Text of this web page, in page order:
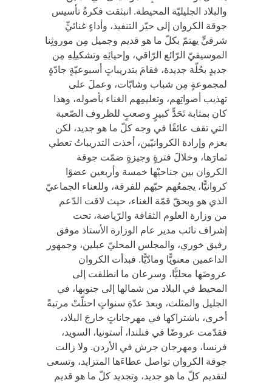
والبلاد الجليليّة المحيطة. انبثقت فكرةُ تأسيس
جوقة الكروان إلى حيّز التنفيذ، وأداءٍ غنائيٍّ
شرقيٍّ يهتمّ بكلّ ما هو قديم وجميل مِن موروثِنا
الموسيقيّ الرّائع الرّاقي، وإحيائِهِ وتشكيلِهِ مِن
جديدٍ بحُلّة جديدة، فقامَ بتدريباتٍ أسبوعيّةٍ جادّةٍ
لمجموعةٍ مِن شباب وشابّات، وعملَ على
تهذيب أصواتِهم، وتعليمِهم الغناء بأصوله، وهذا
كان بمثابة تَحَدٍّ كبيرٍ وصعبٍ للظروف الصّعبة
التي تقف عائقًا في وجه كلّ ما هو جديد، لكن
بعزم وإرادة الكروانيّين، أخذت التدريباتُ تعطي
ثمارَها، وخلالَ فترةٍ وجيزةٍ ضمّت جوقة
الكروان بين جناحيْها خمسة وأربعين عضوًا
كروانيًّا، يجمعُهم حبّهم للفرقة، وللغناء الجماعيّ
الذي هو وبحقّ قمّة الغناء، حيث لاقت الدّعم
من وزارة العلوم الثقافة والرّياضة، تحت
إشراف نائب مدير عام الوزارة الأستاذ موفق
رفيق خوري، والمجلس المحليّ عبلين، وجمهور
الداعمين معنويًّا ومادّيًّا. فبدأت الكروان
عروضَها محليًّا، وسرعان ما انطلقت إلى
المحيط في البلاد من شمالها إلى جنوبها، في
الجليل والمثلث، وبعدَ عدّةِ سنواتٍ احتلّتْ مرتبةً
أخرى، باشتراكها في مهرجاناتٍ خارجَ البلاد،
فقدّمت عروضًا في فنلندا، أستونيا، السويد،
فرنسا، ومهرجان جرش في الأردن. ولا زالت
جوقة الكروان تواصل عطاءَها المتزايد، وتسعى
لتقديم كلّ ما هو جديد، وتجديد كلّ ما هو قديم